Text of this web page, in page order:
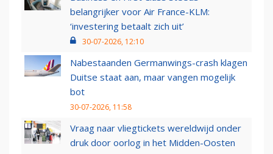
belangrijker voor Air France-KLM:
‘investering betaalt zich uit’
30-07-2026, 12:10
Nabestaanden Germanwings-crash klagen
Duitse staat aan, maar vangen mogelijk
bot
30-07-2026, 11:58
Vraag naar vliegtickets wereldwijd onder
druk door oorlog in het Midden-Oosten